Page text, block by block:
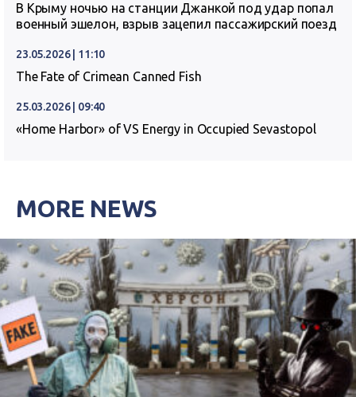
В Крыму ночью на станции Джанкой под удар попал
военный эшелон, взрыв зацепил пассажирский поезд
23.05.2026 | 11:10
The Fate of Crimean Canned Fish
25.03.2026 | 09:40
«Home Harbor» of VS Energy in Occupied Sevastopol
MORE NEWS